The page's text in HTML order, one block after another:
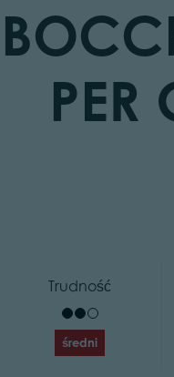
Trudność
średni